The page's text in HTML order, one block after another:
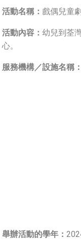
活動名稱： 戲偶兒童
活動內容：幼兒到荃
心。
服務機構／設施名稱：
舉辦活動的學年：